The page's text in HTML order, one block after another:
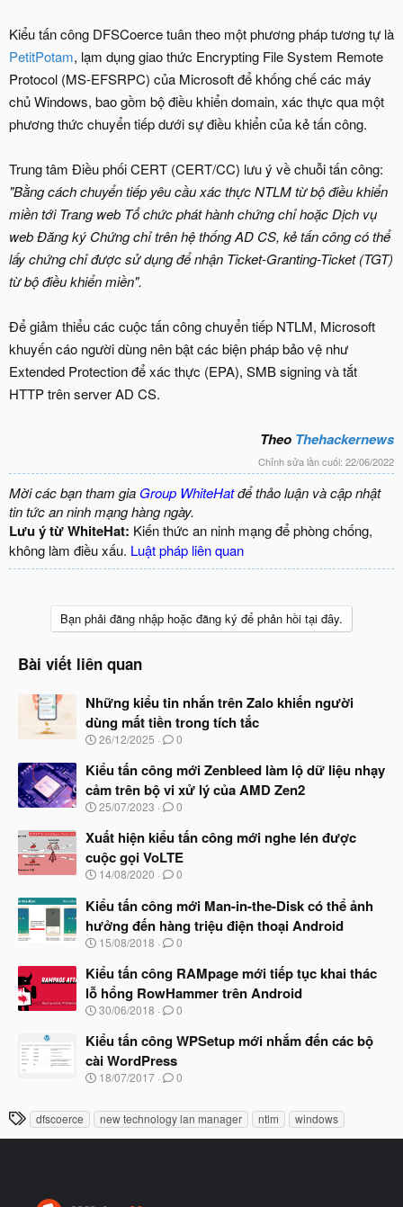
Kiểu tấn công DFSCoerce tuân theo một phương pháp tương tự là
PetitPotam, lạm dụng giao thức Encrypting File System Remote
Protocol (MS-EFSRPC) của Microsoft để khống chế các máy
chủ Windows, bao gồm bộ điều khiển domain, xác thực qua một
phương thức chuyển tiếp dưới sự điều khiển của kẻ tấn công.
Trung tâm Điều phối CERT (CERT/CC) lưu ý về chuỗi tấn công:
"Bằng cách chuyển tiếp yêu cầu xác thực NTLM từ bộ điều khiển
miền tới Trang web Tổ chức phát hành chứng chỉ hoặc Dịch vụ
web Đăng ký Chứng chỉ trên hệ thống AD CS, kẻ tấn công có thể
lấy chứng chỉ được sử dụng để nhận Ticket-Granting-Ticket (TGT)
từ bộ điều khiển miền".
Để giảm thiểu các cuộc tấn công chuyển tiếp NTLM, Microsoft
khuyến cáo người dùng nên bật các biện pháp bảo vệ như
Extended Protection để xác thực (EPA), SMB signing và tắt
HTTP trên server AD CS.
Theo Thehackernews
Chỉnh sửa lần cuối: 22/06/2022
Mời các bạn tham gia Group WhiteHatđể thảo luận và cập nhật
tin tức an ninh mạng hàng ngày.
Lưu ý từ WhiteHat: Kiến thức an ninh mạng để phòng chống,
không làm điều xấu. Luật pháp liên quan
Bạn phải đăng nhập hoặc đăng ký để phản hồi tại đây.
Bài viết liên quan
Những kiểu tin nhắn trên Zalo khiến người
dùng mất tiền trong tích tắc
N
à
b
ắ
đ
ầ
u
26/12/2025 0
Kiểu tấn công mới Zenbleed làm lộ dữ liệu nhạy
cảm trên bộ vi xử lý của AMD Zen2
N
à
b
ắ
đ
ầ
u
25/07/2023 0
Xuất hiện kiểu tấn công mới nghe lén được
cuộc gọi VoLTE
N
à
y
b
ắ
đ
ầ
u
14/08/2020 0
Kiểu tấn công mới Man-in-the-Disk có thể ảnh
hưởng đến hàng triệu điện thoại Android
N
à
b
ắ
đ
ầ
u
15/08/2018 0
Kiểu tấn công RAMpage mới tiếp tục khai thác
lỗ hổng RowHammer trên Android
N
à
b
ắ
đ
ầ
u
30/06/2018 0
Kiểu tấn công WPSetup mới nhắm đến các bộ
cài WordPress
N
y
18/07/2017 0
T
h
dfscoerce new technology lan manager ntlm windows